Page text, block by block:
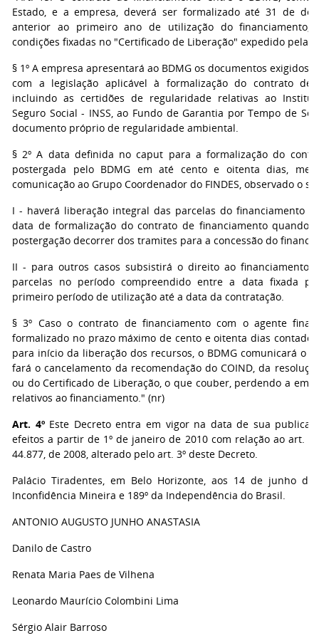
Estado, e a empresa, deverá ser formalizado até 31 de
anterior ao primeiro ano de utilização do financiamento,
condições fixadas no "Certificado de Liberação" expedido pela
§ 1º A empresa apresentará ao BDMG os documentos exigidos
com a legislação aplicável à formalização do contrato de
incluindo as certidões de regularidade relativas ao
Seguro Social - INSS, ao Fundo de Garantia por Tempo de
documento próprio de regularidade ambiental.
§ 2º A data definida no caput para a formalização do
postergada pelo BDMG em até cento e oitenta dias,
comunicação ao Grupo Coordenador do FINDES, observado o
I - haverá liberação integral das parcelas do financiamento
data de formalização do contrato de financiamento quando
postergação decorrer dos tramites para a concessão do
II - para outros casos subsistirá o direito ao financiamento
parcelas no período compreendido entre a data fixada
primeiro período de utilização até a data da contratação.
§ 3º Caso o contrato de financiamento com o agente
formalizado no prazo máximo de cento e oitenta dias
para início da liberação dos recursos, o BDMG comunicará o
fará o cancelamento da recomendação do COIND, da
ou do Certificado de Liberação, o que couber, perdendo a
relativos ao financiamento." (nr)
Art. 4ºEste Decreto entra em vigor na data de sua
efeitos a partir de 1º de janeiro de 2010 com relação ao art.
44.877, de 2008, alterado pelo art. 3º deste Decreto.
Palácio Tiradentes, em Belo Horizonte, aos 14 de junho de
Inconfidência Mineira e 189º da Independência do Brasil.
ANTONIO AUGUSTO JUNHO ANASTASIA
Danilo de Castro
Renata Maria Paes de Vilhena
Leonardo Maurício Colombini Lima
Sérgio Alair Barroso